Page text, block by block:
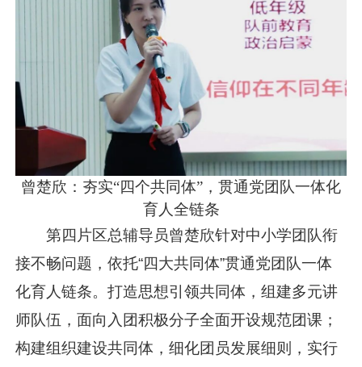
曾楚欣：夯实“四个共同体”，贯通党团队一体化
育人全链条
第四片区总辅导员曾楚欣针对中小学团队衔
接不畅问题，依托“四大共同体”贯通党团队一体
化育人链条。打造思想引领共同体，组建多元讲
师队伍，面向入团积极分子全面开设规范团课；
构建组织建设共同体，细化团员发展细则，实行